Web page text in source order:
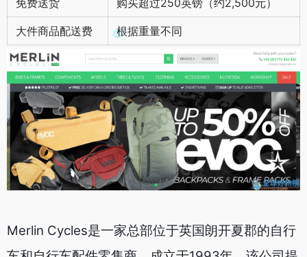
大件商品配送费 根据重量不同
Merlin Cycles是一家总部位于英国朗开夏郡的自行